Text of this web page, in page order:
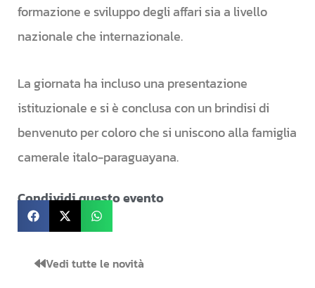
formazione e sviluppo degli affari sia a livello
nazionale che internazionale.
La giornata ha incluso una presentazione
istituzionale e si è conclusa con un brindisi di
benvenuto per coloro che si uniscono alla famiglia
camerale italo-paraguayana.
Condividi questo evento
Vedi tutte le novità